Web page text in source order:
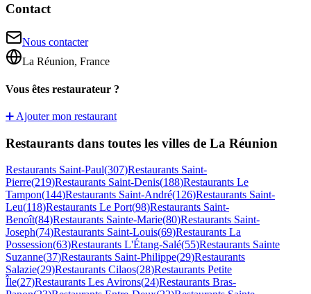
Contact
Nous contacter
La Réunion, France
Vous êtes restaurateur ?
➕ Ajouter mon restaurant
Restaurants dans toutes les villes de La Réunion
Restaurants Saint-Paul(307)Restaurants Saint-
Pierre(219)Restaurants Saint-Denis(188)Restaurants Le
Tampon(144)Restaurants Saint-André(126)Restaurants Saint-
Leu(118)Restaurants Le Port(98)Restaurants Saint-
Benoît(84)Restaurants Sainte-Marie(80)Restaurants Saint-
Joseph(74)Restaurants Saint-Louis(69)Restaurants La
Possession(63)Restaurants L'Étang-Salé(55)Restaurants Sainte
Suzanne(37)Restaurants Saint-Philippe(29)Restaurants
Salazie(29)Restaurants Cilaos(28)Restaurants Petite
Île(27)Restaurants Les Avirons(24)Restaurants Bras-